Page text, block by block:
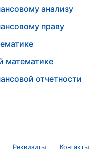
анализу
праву
математике
отчетности
Реквизиты Контакты